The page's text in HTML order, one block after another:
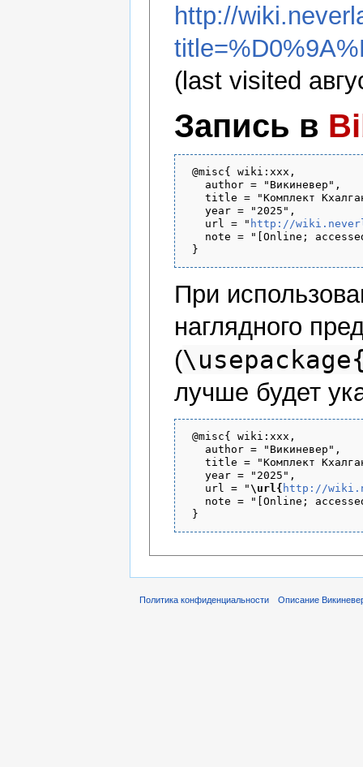
http://
(last visited
Запись в
@misc{ wiki:xxx,
   author = "Викиневер",
title = "Комплект
   year = "2025",
   url = "
http://
note = "[Online;
При
наглядного
(
лучше будет
@misc{ wiki:xxx,
   author = "Викиневер",
title = "Комплект
   year = "2025",
   url = "
\url{ http://
note = "[Online;
Политика конфиденциальности Описание